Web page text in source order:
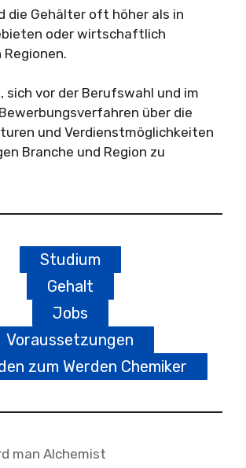
die Gehälter oft höher als in
oder wirtschaftlich
sich vor der Berufswahl und im
über die
und Verdienstmöglichkeiten
Branche und Region zu
Studium
Gehalt
Jobs
Voraussetzungen
zum Werden Chemiker
man Alchemist